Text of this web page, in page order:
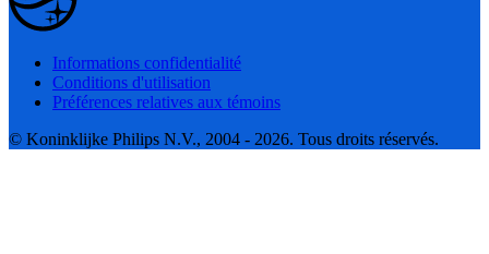
Informations confidentialité
Conditions d'utilisation
Préférences relatives aux témoins
© Koninklijke Philips N.V., 2004 - 2026. Tous droits réservés.